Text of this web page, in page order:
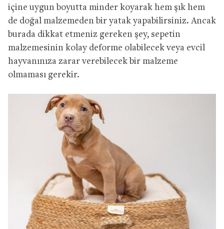
içine uygun boyutta minder koyarak hem şık hem
de doğal malzemeden bir yatak yapabilirsiniz. Ancak
burada dikkat etmeniz gereken şey, sepetin
malzemesinin kolay deforme olabilecek veya evcil
hayvanınıza zarar verebilecek bir malzeme
olmaması gerekir.